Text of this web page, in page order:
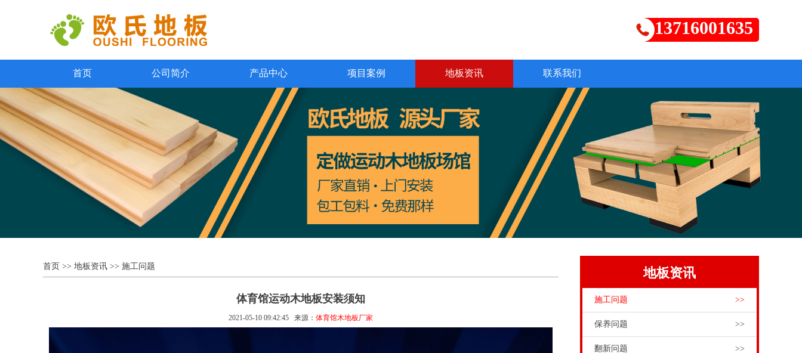
13716001635
首页 公司简介 产品中心 项目案例 地板资讯 联系我们
首页 >> 地板资讯 >> 施工问题
体育馆运动木地板安装须知
2021-05-10 09:42:45 来源： 体育馆木地板厂家
地板资讯
施工问题 >>
保养问题 >>
翻新问题 >>